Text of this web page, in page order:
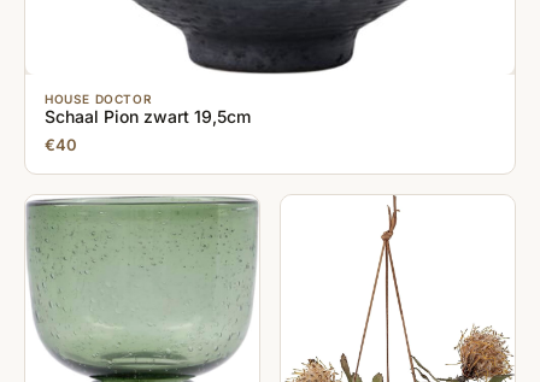
HOUSE DOCTOR
Schaal Pion zwart 19,5cm
€40